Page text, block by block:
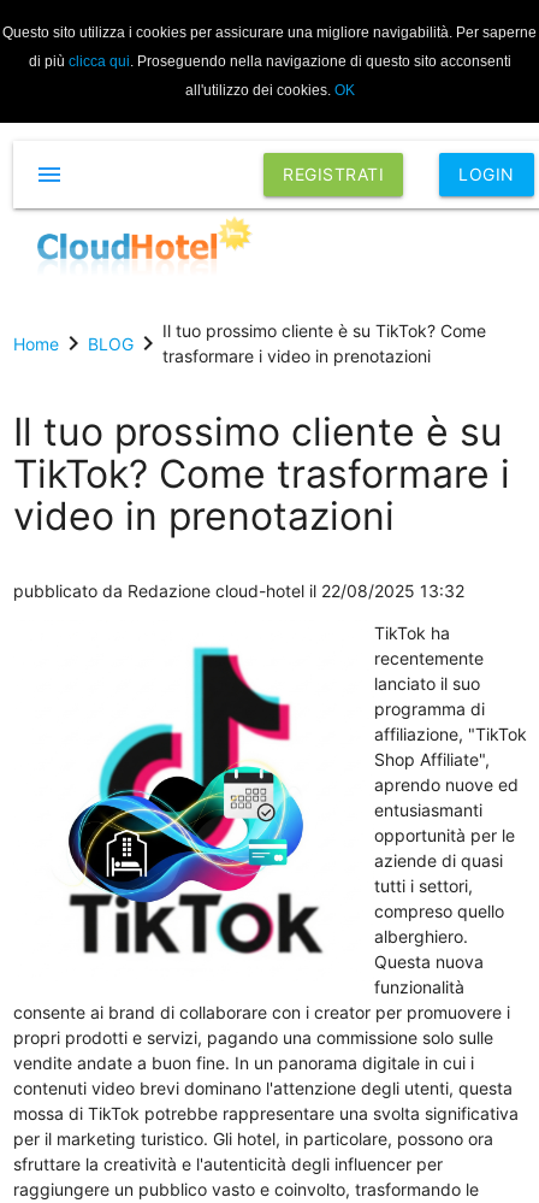
Questo sito utilizza i cookies per assicurare una migliore navigabilità. Per saperne
di più clicca qui. Proseguendo nella navigazione di questo sito acconsenti
all'utilizzo dei cookies. OK
REGISTRATI LOGIN
menu
Homechevron_right BLOGchevron_right Il tuo prossimo cliente è su TikTok? Come
trasformare i video in prenotazioni
Il tuo prossimo cliente è su
TikTok? Come trasformare i
video in prenotazioni
pubblicato da Redazione cloud-hotelil 22/08/2025 13:32
TikTok ha
recentemente
lanciato il suo
programma di
affiliazione, "TikTok
Shop Affiliate",
aprendo nuove ed
entusiasmanti
opportunità per le
aziende di quasi
tutti i settori,
compreso quello
alberghiero.
Questa nuova
funzionalità
consente ai brand di collaborare con i creator per promuovere i
propri prodotti e servizi, pagando una commissione solo sulle
vendite andate a buon fine. In un panorama digitale in cui i
contenuti video brevi dominano l'attenzione degli utenti, questa
mossa di TikTok potrebbe rappresentare una svolta significativa
per il marketing turistico. Gli hotel, in particolare, possono ora
sfruttare la creatività e l'autenticità degli influencer per
raggiungere un pubblico vasto e coinvolto, trasformando le